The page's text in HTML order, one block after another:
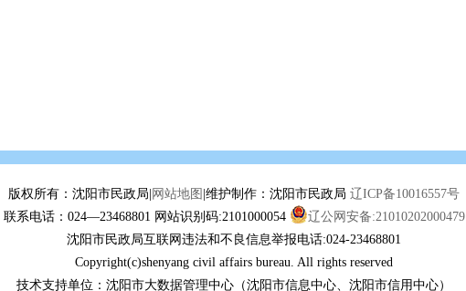
版权所有：沈阳市民政局| 网站地图 |维护制作：沈阳市民政局 辽ICP备10016557号
联系电话：024—23468801 网站识别码:2101000054
辽公网安备:21010202000479
沈阳市民政局互联网违法和不良信息举报电话:024-23468801
Copyright(c)shenyang civil affairs bureau. All rights reserved
技术支持单位：沈阳市大数据管理中心（沈阳市信息中心、沈阳市信用中心）